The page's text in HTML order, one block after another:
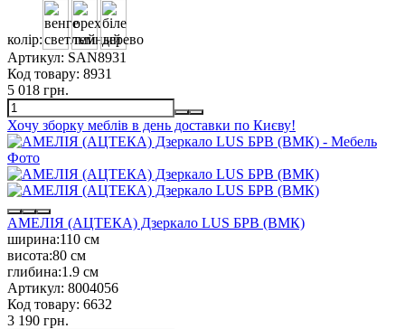
колір:
Артикул: SAN8931
Код товару: 8931
5 018 грн.
Хочу зборку меблів в день доставки по Києву!
АМЕЛІЯ (АЦТЕКА) Дзеркало LUS БРВ (ВМК)
ширина:110 см
висота:80 см
глибина:1.9 см
Артикул: 8004056
Код товару: 6632
3 190 грн.